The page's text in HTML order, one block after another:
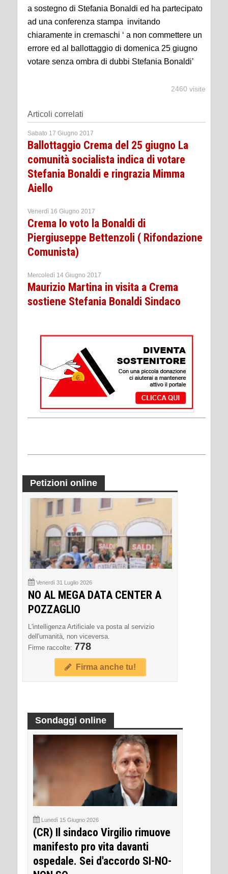
a sostegno di Stefania Bonaldi ed ha partecipato
ad una conferenza stampa invitando
chiaramente in cremaschi ‘ a non commettere un
errore ed al ballottaggio di domenica 25 giugno
votare senza ombra di dubbi Stefania Bonaldi’
2460 visite
Articoli correlati
Sabato 17 Giugno 2017
Ballottaggio Crema del 25 giugno La
comunità socialista indica di votare
Stefania Bonaldi e ringrazia Mimma
Aiello
Venerdì 16 Giugno 2017
Crema Io voto la Bonaldi di
Piergiuseppe Bettenzoli ( Rifondazione
Comunista)
Mercoledì 14 Giugno 2017
Maurizio Martina in visita a Crema
sostiene Stefania Bonaldi Sindaco
Petizioni online
Venerdì 31 Luglio 2026
NO AL MEGA DATA CENTER A
POZZAGLIO
L'intelligenza Artificiale va posta al servizio
dell'umanità, non viceversa.
Firme raccolte: 778
Firma anche tu!
Sondaggi online
Lunedì 15 Giugno 2026
(CR) Il sindaco Virgilio rimuove
manifesto pro vita davanti
ospedale. Sei d'accordo SI-NO-